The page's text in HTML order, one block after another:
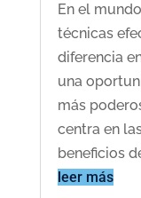
En el
técnicas
diferencia
una
más
centra en
beneficios
leer más